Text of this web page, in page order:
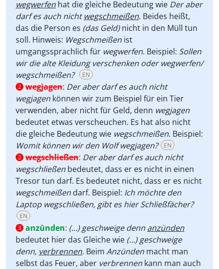
wegwerfen hat die gleiche Bedeutung wie Der aber
darf es auch nichtwegschmeißen. Beides heißt,
das die Person es (das Geld)nicht in den Müll tun
soll. Hinweis: Wegschmeißen ist
umgangssprachlich für wegwerfen. Beispiel: Sollen
wir die alte Kleidung verschenken oder wegwerfen/
wegschmeißen?
EN
2 wegjagen: Der aber darf es auch nicht
wegjagen können wir zum Beispiel für ein Tier
verwenden, aber nicht für Geld, denn wegjagen
bedeutet etwas verscheuchen. Es hat also nicht
die gleiche Bedeutung wie wegschmeißen. Beispiel:
Womit können wir den Wolf wegjagen?
EN
2 wegschließen: Der aber darf es auch nicht
wegschließen bedeutet, dass er es nicht in einen
Tresor tun darf. Es bedeutet nicht, dass er es nicht
wegschmeißen darf. Beispiel: Ich möchte den
Laptop wegschließen, gibt es hier Schließfächer?
EN
3 anzünden: (…) geschweige denn anzünden
bedeutet hier das Gleiche wie (…) geschweige
denn, verbrennen. Beim Anzünden macht man
selbst das Feuer, aber verbrennen kann man auch